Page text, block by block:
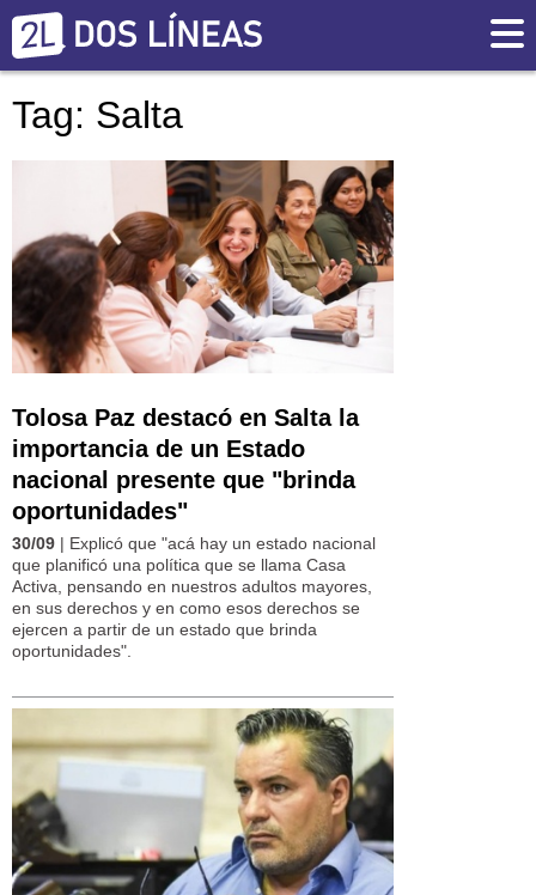
Tag: Salta
Tolosa Paz destacó en Salta la
importancia de un Estado
nacional presente que "brinda
oportunidades"
30/09 | Explicó que "acá hay un estado nacional
que planificó una política que se llama Casa
Activa, pensando en nuestros adultos mayores,
en sus derechos y en como esos derechos se
ejercen a partir de un estado que brinda
oportunidades".